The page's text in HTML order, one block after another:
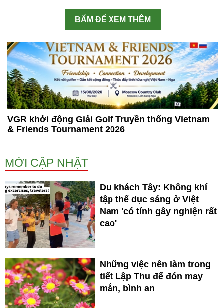
BẤM ĐỂ XEM THÊM
VGR khởi động Giải Golf Truyền thống Vietnam
& Friends Tournament 2026
MỚI CẬP NHẬT
Du khách Tây: Không khí
tập thể dục sáng ở Việt
Nam 'có tính gây nghiện rất
cao'
Những việc nên làm trong
tiết Lập Thu để đón may
mắn, bình an